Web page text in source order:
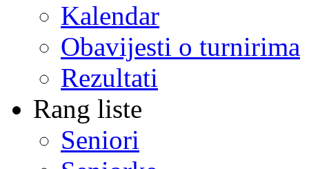
Kalendar
Obavijesti o turnirima
Rezultati
Rang liste
Seniori